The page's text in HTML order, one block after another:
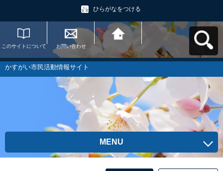
ひらがなをつける
このサイトについて お問い合わせ
かすがい市民活動情
報サイトへ戻る
かすがい市民活動情報サイト
MENU